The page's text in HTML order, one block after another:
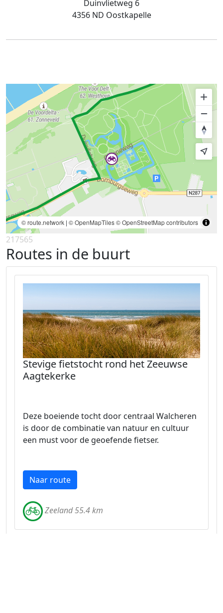
Duinvlietweg 6
4356 ND Oostkapelle
© route.network | © OpenMapTiles© OpenStreetMap contributors
217565
Routes in de buurt
Stevige fietstocht rond het Zeeuwse
Aagtekerke
Deze boeiende tocht door centraal Walcheren
is door de combinatie van natuur en cultuur
een must voor de geoefende fietser.
Naar route
Zeeland 55.4 km